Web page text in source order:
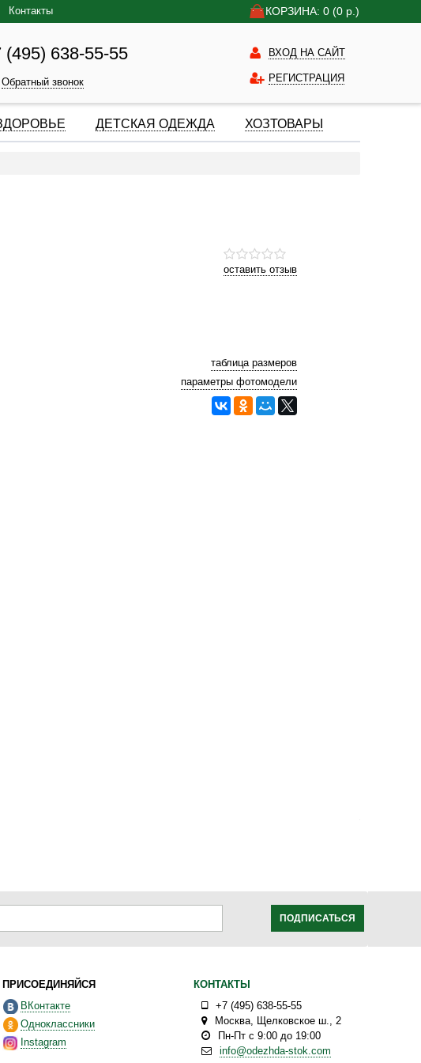
КОРЗИНА: 0 (0 р.)
Контакты
(495) 638-55-55
Обратный звонок
ВХОД НА САЙТ
РЕГИСТРАЦИЯ
ДЕТСКАЯ ОДЕЖДА ХОЗТОВАРЫ
оставить отзыв
таблица размеров
параметры фотомодели
ПОДПИСАТЬСЯ
ПРИСОЕДИНЯЙСЯ
ВКонтакте
Одноклассники
Instagram
КОНТАКТЫ
+7 (495) 638-55-55
Москва, Щелковское ш., 2
Пн-Пт с 9:00 до 19:00
info@odezhda-stok.com